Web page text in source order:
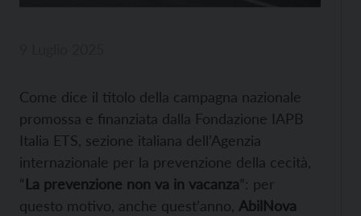
Come dice il titolo della campagna nazionale
promossa e finanziata dalla Fondazione IAPB
Italia ETS, sezione italiana dell’Agenzia
internazionale per la prevenzione della cecità,
“La prevenzione non va in vacanza”: per
questo motivo, anche quest’anno, AbilNova